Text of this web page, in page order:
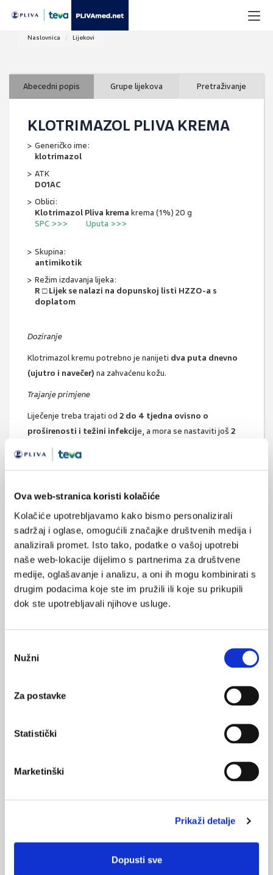
Ova web-stranica koristi kolačiće
Kolačiće upotrebljavamo kako bismo personalizirali
sadržaj i oglase, omogućili značajke društvenih medija i
analizirali promet. Isto tako, podatke o vašoj upotrebi
naše web-lokacije dijelimo s partnerima za društvene
medije, oglašavanje i analizu, a oni ih mogu kombinirati s
drugim podacima koje ste im pružili ili koje su prikupili
dok ste upotrebljavali njihove usluge.
pristanka
Nužni
Za postavke
Statistički
Marketinški
Prikaži detalje
Dopusti sve
Naslovnica Lijekovi
Abecedni popis Grupe lijekova Pretraživanje
KLOTRIMAZOL PLIVA KREMA
Generičko ime:
klotrimazol
ATK
D01AC
Oblici:
Klotrimazol Pliva krema krema (1%) 20 g
SPC >>>
Uputa >>>
Skupina:
antimikotik
Režim izdavanja lijeka:
R □ Lijek se nalazi na dopunskoj listi HZZO-a s
doplatom
Doziranje
Klotrimazol kremu potrebno je nanijeti dva puta dnevno
(ujutro i navečer) na zahvaćenu kožu.
Trajanje primjene
Liječenje treba trajati od 2 do 4 tjedna ovisno o
proširenosti i težini infekcije, a mora se nastaviti još 2
tjedna nakon nestanka simptoma bolest
sprečavanja ponavljanja bolesti. Trajanje liječenja
tjedna.
Ako se simptomi bolesti ni nakon 4 tjedna liječenja ne
povuku, potrebno je potražiti savjet liječnika.
Posljesnja izmjena: 19. 4. 2022.
DERMATICI
Klotrimazol Pliva krema